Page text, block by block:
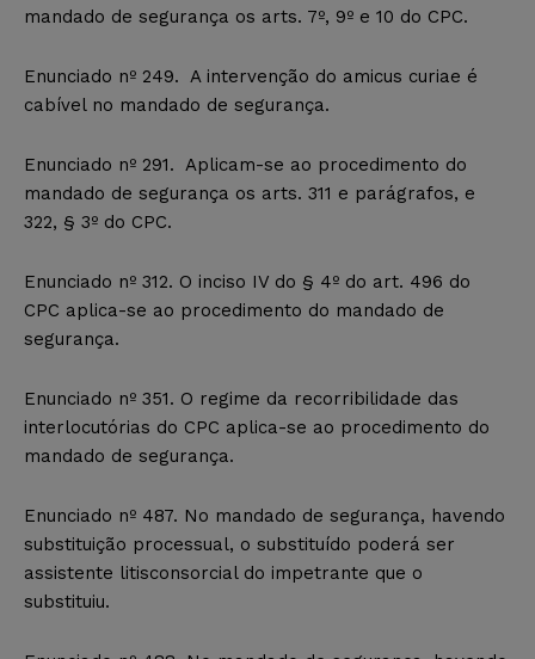
mandado de segurança os arts. 7º, 9º e 10 do CPC.
Enunciado nº 249. A intervenção do amicus curiae é
cabível no mandado de segurança.
Enunciado nº 291. Aplicam-se ao procedimento do
mandado de segurança os arts. 311 e parágrafos, e
322, § 3º do CPC.
Enunciado nº 312. O inciso IV do § 4º do art. 496 do
CPC aplica-se ao procedimento do mandado de
segurança.
Enunciado nº 351. O regime da recorribilidade das
interlocutórias do CPC aplica-se ao procedimento do
mandado de segurança.
Enunciado nº 487. No mandado de segurança, havendo
substituição processual, o substituído poderá ser
assistente litisconsorcial do impetrante que o
substituiu.